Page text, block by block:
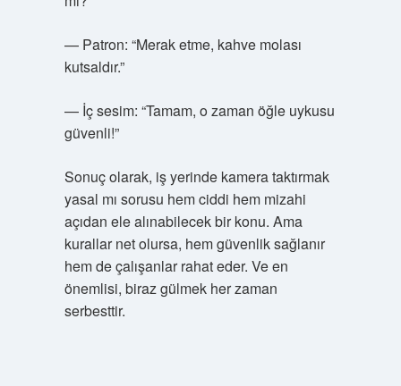
— Patron: “Merak etme, kahve molası
kutsaldır.”
— İç sesim: “Tamam, o zaman öğle uykusu
güvenli!”
Sonuç olarak, iş yerinde kamera taktırmak
yasal mı sorusu hem ciddi hem mizahi
açıdan ele alınabilecek bir konu. Ama
kurallar net olursa, hem güvenlik sağlanır
hem de çalışanlar rahat eder. Ve en
önemlisi, biraz gülmek her zaman
serbesttir.